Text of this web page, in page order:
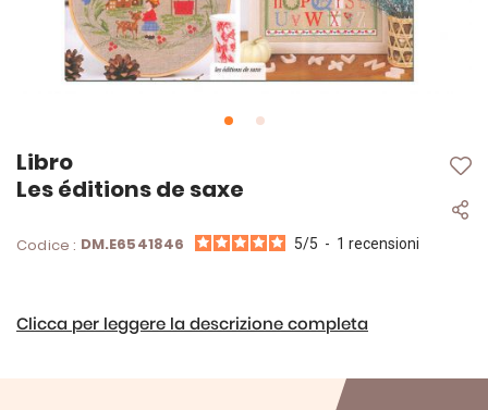
Libro
Les éditions de saxe
Codice : DM.E6541846 5/5 - 1recensioni
Clicca per leggere la descrizione completa
Vai
all'inizio
della
di